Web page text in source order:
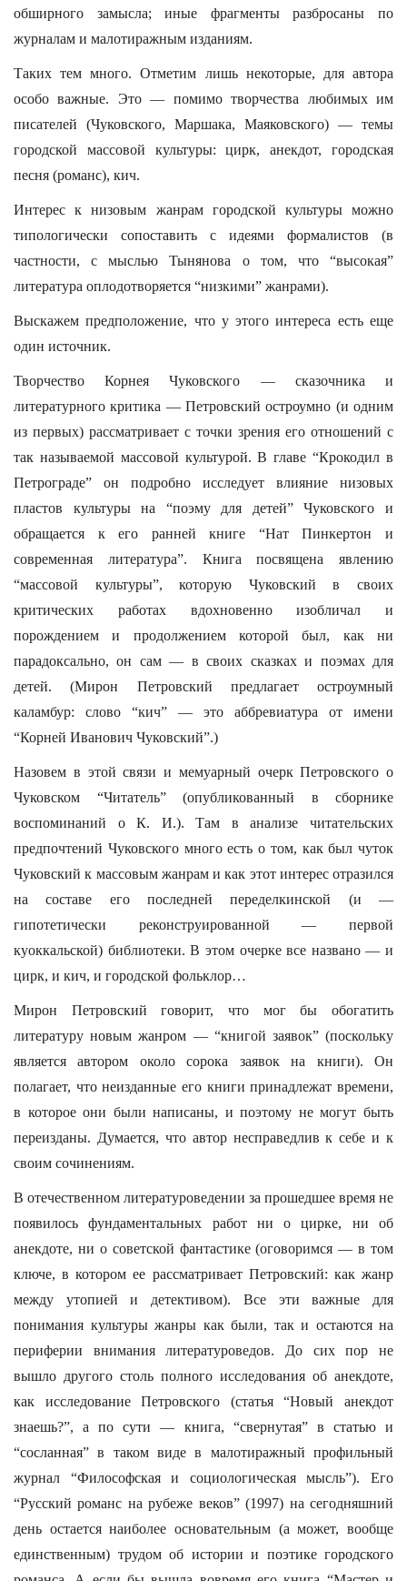
обширного замысла; иные фрагменты разбросаны по
журналам и малотиражным изданиям.
Таких тем много. Отметим лишь некоторые, для автора
особо важные. Это — помимо творчества любимых им
писателей (Чуковского, Маршака, Маяковского) — темы
городской массовой культуры: цирк, анекдот, городская
песня (романс), кич.
Интерес к низовым жанрам городской культуры можно
типологически сопоставить с идеями формалистов (в
частности, с мыслью Тынянова о том, что “высокая”
литература оплодотворяется “низкими” жанрами).
Выскажем предположение, что у этого интереса есть еще
один источник.
Творчество Корнея Чуковского — сказочника и
литературного критика — Петровский остроумно (и одним
из первых) рассматривает с точки зрения его отношений с
так называемой массовой культурой. В главе “Крокодил в
Петрограде” он подробно исследует влияние низовых
пластов культуры на “поэму для детей” Чуковского и
обращается к его ранней книге “Нат Пинкертон и
современная литература”. Книга посвящена явлению
“массовой культуры”, которую Чуковский в своих
критических работах вдохновенно изобличал и
порождением и продолжением которой был, как ни
парадоксально, он сам — в своих сказках и поэмах для
детей. (Мирон Петровский предлагает остроумный
каламбур: слово “кич” — это аббревиатура от имени
“Корней Иванович Чуковский”.)
Назовем в этой связи и мемуарный очерк Петровского о
Чуковском “Читатель” (опубликованный в сборнике
воспоминаний о К. И.). Там в анализе читательских
предпочтений Чуковского много есть о том, как был чуток
Чуковский к массовым жанрам и как этот интерес отразился
на составе его последней переделкинской (и —
гипотетически реконструированной — первой
куоккальской) библиотеки. В этом очерке все названо — и
цирк, и кич, и городской фольклор…
Мирон Петровский говорит, что мог бы обогатить
литературу новым жанром — “книгой заявок” (поскольку
является автором около сорока заявок на книги). Он
полагает, что неизданные его книги принадлежат времени,
в которое они были написаны, и поэтому не могут быть
переизданы. Думается, что автор несправедлив к себе и к
своим сочинениям.
В отечественном литературоведении за прошедшее время не
появилось фундаментальных работ ни о цирке, ни об
анекдоте, ни о советской фантастике (оговоримся — в том
ключе, в котором ее рассматривает Петровский: как жанр
между утопией и детективом). Все эти важные для
понимания культуры жанры как были, так и остаются на
периферии внимания литературоведов. До сих пор не
вышло другого столь полного исследования об анекдоте,
как исследование Петровского (статья “Новый анекдот
знаешь?”, а по сути — книга, “свернутая” в статью и
“сосланная” в таком виде в малотиражный профильный
журнал “Философская и социологическая мысль”). Его
“Русский романс на рубеже веков” (1997) на сегодняшний
день остается наиболее основательным (а может, вообще
единственным) трудом об истории и поэтике городского